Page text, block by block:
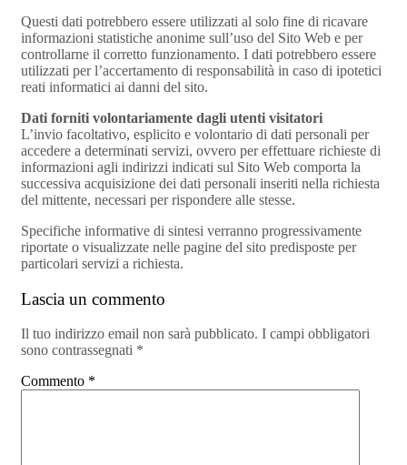
Questi dati potrebbero essere utilizzati al solo fine di ricavare
informazioni statistiche anonime sull’uso del Sito Web e per
controllarne il corretto funzionamento. I dati potrebbero essere
utilizzati per l’accertamento di responsabilità in caso di ipotetici
reati informatici ai danni del sito.
Dati forniti volontariamente dagli utenti visitatori
L’invio facoltativo, esplicito e volontario di dati personali per
accedere a determinati servizi, ovvero per effettuare richieste di
informazioni agli indirizzi indicati sul Sito Web comporta la
successiva acquisizione dei dati personali inseriti nella richiesta
del mittente, necessari per rispondere alle stesse.
Specifiche informative di sintesi verranno progressivamente
riportate o visualizzate nelle pagine del sito predisposte per
particolari servizi a richiesta.
Lascia un commento
Il tuo indirizzo email non sarà pubblicato. I campi obbligatori
sono contrassegnati *
Commento *